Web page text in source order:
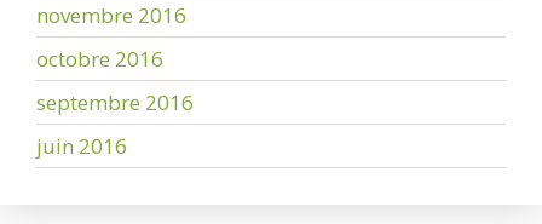
novembre 2016
octobre 2016
septembre 2016
juin 2016